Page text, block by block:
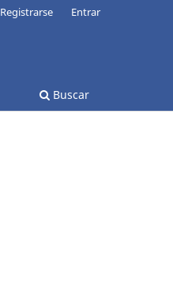
Buscar
Registrarse Entrar